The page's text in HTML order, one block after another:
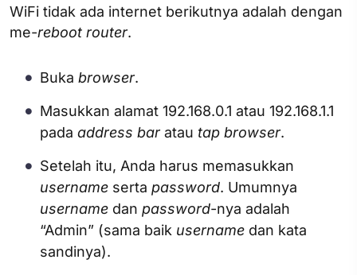
WiFi tidak ada internet berikutnya adalah dengan
me-reboot router.
Buka browser.
Masukkan alamat 192.168.0.1 atau 192.168.1.1
pada address baratau tap browser.
Setelah itu, Anda harus memasukkan
username serta password. Umumnya
username dan password-nya adalah
“Admin” (sama baik username dan kata
sandinya).